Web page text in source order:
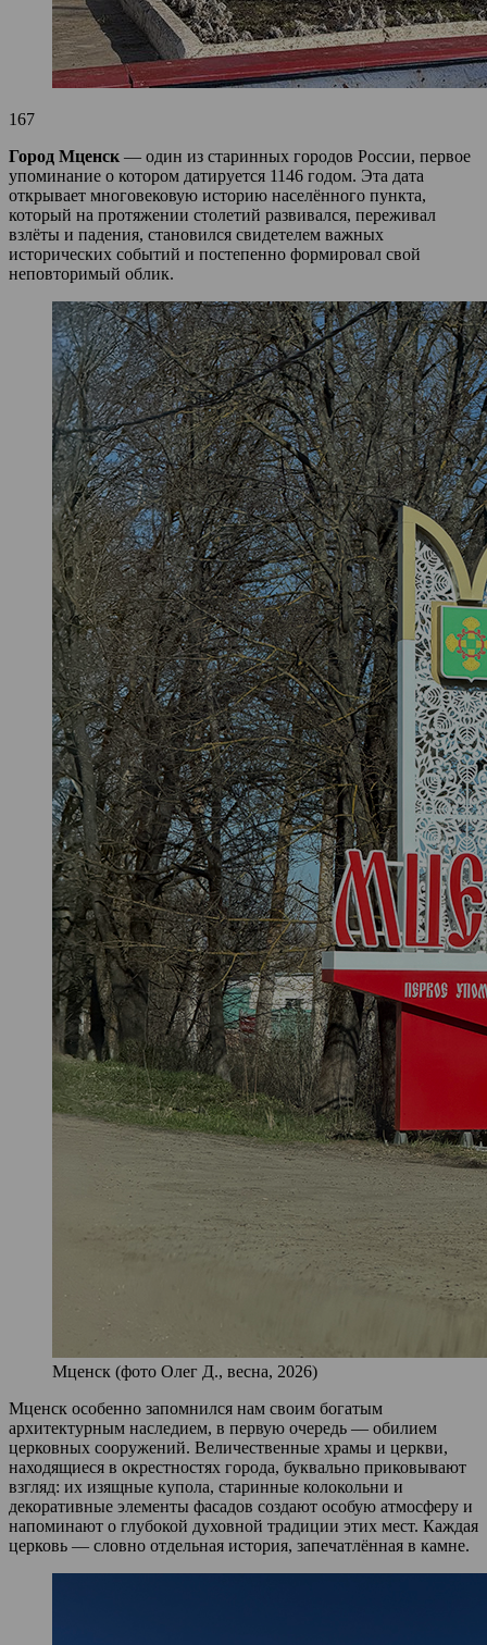
167
Город Мценск — один из старинных городов России, первое
упоминание о котором датируется 1146 годом. Эта дата
открывает многовековую историю населённого пункта,
который на протяжении столетий развивался, переживал
взлёты и падения, становился свидетелем важных
исторических событий и постепенно формировал свой
неповторимый облик.
Мценск (фото Олег Д., весна, 2026)
Мценск особенно запомнился нам своим богатым
архитектурным наследием, в первую очередь — обилием
церковных сооружений. Величественные храмы и церкви,
находящиеся в окрестностях города, буквально приковывают
взгляд: их изящные купола, старинные колокольни и
декоративные элементы фасадов создают особую атмосферу и
напоминают о глубокой духовной традиции этих мест. Каждая
церковь — словно отдельная история, запечатлённая в камне.